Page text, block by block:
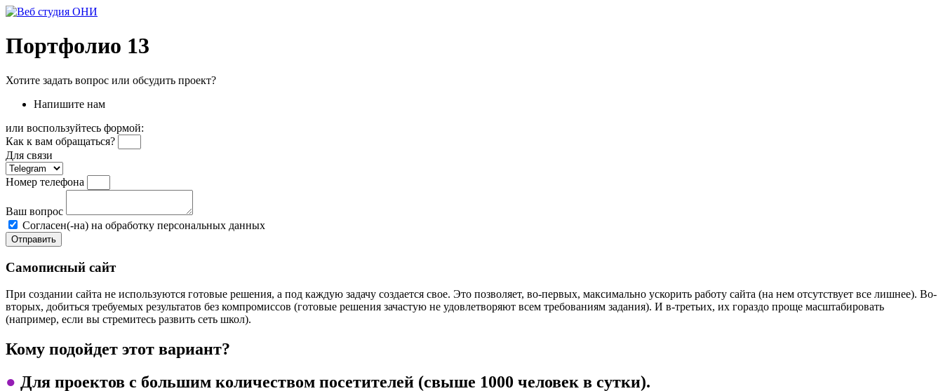
Перейти
содержимому
Портфолио 13
Хотите задать вопрос или обсудить проект?
Напишите нам
или воспользуйтесь формой:
Как к вам обращаться?
Для связи
Номер телефона
Ваш вопрос
Согласен(-на) на обработку персональных данных
Отправить
Самописный сайт
При создании сайта не используются готовые решения, а под каждую задачу создается свое. Это позволяет, во-первых, максимально ускорить работу сайта (на нем отсутствует все лишнее). Во-
вторых, добиться требуемых результатов без компромиссов (готовые решения зачастую не удовлетворяют всем требованиям задания). И в-третьих, их гораздо проще масштабировать
(например, если вы стремитесь развить сеть школ).
Кому подойдет этот вариант?
● Для проектов с большим количеством посетителей (свыше 1000 человек в сутки).